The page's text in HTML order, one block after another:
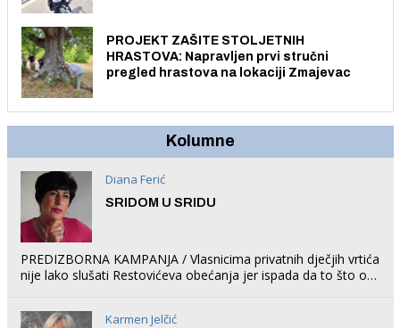
PROJEKT ZAŠITE STOLJETNIH
HRASTOVA: Napravljen prvi stručni
pregled hrastova na lokaciji Zmajevac
Kolumne
Diana Ferić
SRIDOM U SRIDU
PREDIZBORNA KAMPANJA / Vlasnicima privatnih dječjih vrtića
nije lako slušati Restovićeva obećanja jer ispada da to što oni
Karmen Jelčić